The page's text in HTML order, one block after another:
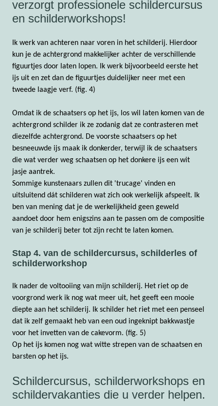
verzorgt professionele schildercursus
en schilderworkshops!
Ik werk van achteren naar voren in het schilderij. Hierdoor
kun je de achtergrond makkelijker achter de verschillende
figuurtjes door laten lopen. Ik werk bijvoorbeeld eerste het
ijs uit en zet dan de figuurtjes duidelijker neer met een
tweede laagje verf. (fig. 4)
Omdat ik de schaatsers op het ijs, los wil laten komen van de
achtergrond schilder ik ze zodanig dat ze contrasteren met
diezelfde achtergrond. De voorste schaatsers op het
besneeuwde ijs maak ik donkerder, terwijl ik de schaatsers
die wat verder weg schaatsen op het donkere ijs een wit
jasje aantrek.
Sommige kunstenaars zullen dit 'trucage' vinden en
uitsluitend dát schilderen wat zich ook werkelijk afspeelt. Ik
ben van mening dat je de werkelijkheid geen geweld
aandoet door hem enigszins aan te passen om de compositie
van je schilderij beter tot zijn recht te laten komen.
Stap 4. van de schildercursus, schilderles of
schilderworkshop
Ik nader de voltooiing van mijn schilderij. Het riet op de
voorgrond werk ik nog wat meer uit, het geeft een mooie
diepte aan het schilderij. Ik schilder het riet met een penseel
dat ik zelf gemaakt heb van een oud ingeknipt bakkwastje
voor het invetten van de cakevorm. (fig. 5)
Op het ijs komen nog wat witte strepen van de schaatsen en
barsten op het ijs.
Schildercursus, schilderworkshops en
schildervakanties die u verder helpen.